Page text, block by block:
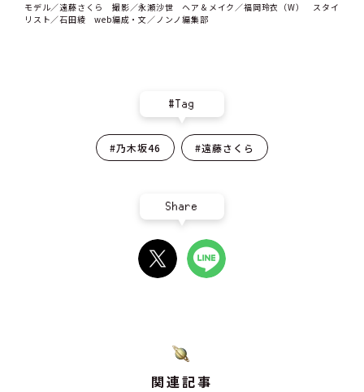
モデル／遠藤さくら 撮影／永瀬沙世 ヘア＆メイク／福岡玲衣（W） スタイ
リスト／石田綾 web編成・文／ノンノ編集部
#Tag
#乃木坂46 #遠藤さくら
Share
関連記事